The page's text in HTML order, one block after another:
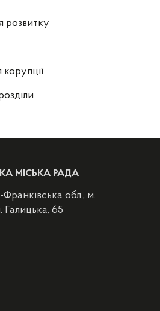
розвитку
корупції
МІСЬКА РАДА
Франківська обл., м.
Галицька, 65